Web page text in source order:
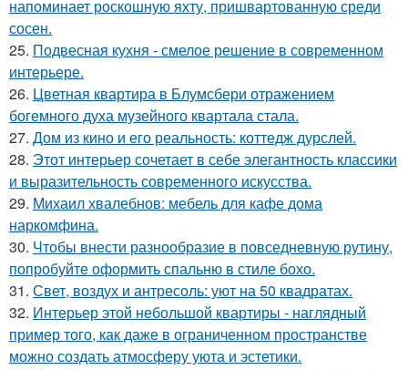
напоминает роскошную яхту, пришвартованную среди
сосен.
25. Подвесная кухня - смелое решение в современном
интерьере.
26. Цветная квартира в Блумсбери отражением
богемного духа музейного квартала стала.
27. Дом из кино и его реальность: коттедж дурслей.
28. Этот интерьер сочетает в себе элегантность классики
и выразительность современного искусства.
29. Михаил хвалебнов: мебель для кафе дома
наркомфина.
30. Чтобы внести разнообразие в повседневную рутину,
попробуйте оформить спальню в стиле бохо.
31. Свет, воздух и антресоль: уют на 50 квадратах.
32. Интерьер этой небольшой квартиры - наглядный
пример того, как даже в ограниченном пространстве
можно создать атмосферу уюта и эстетики.